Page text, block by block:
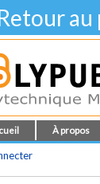
À propos